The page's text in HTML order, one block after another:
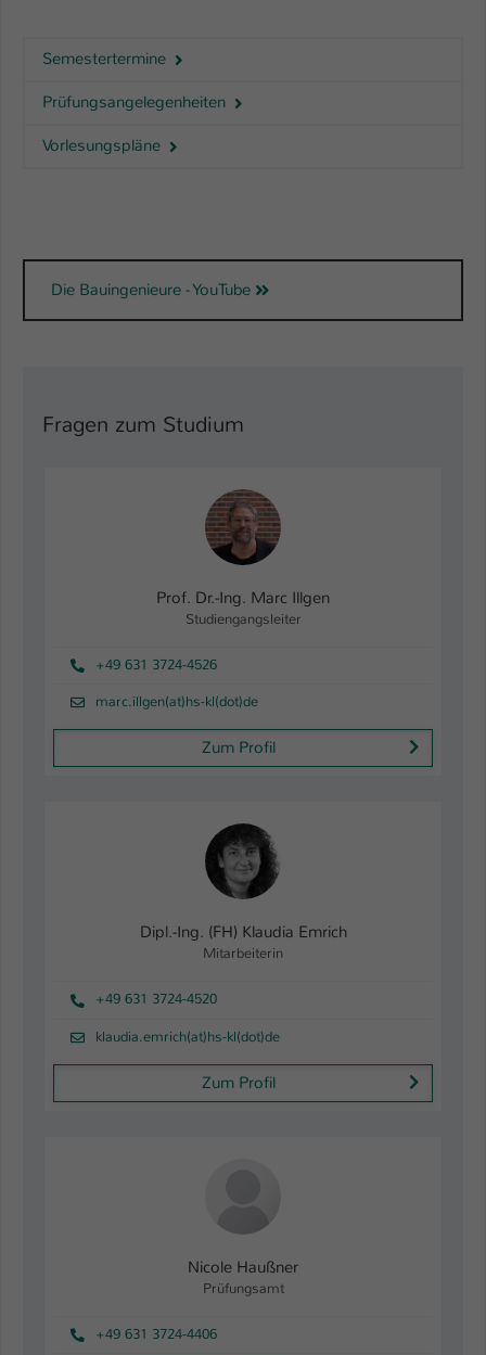
Semestertermine
Prüfungsangelegenheiten
Vorlesungspläne
Die Bauingenieure - YouTube
Fragen zum Studium
Prof. Dr.-Ing. Marc Illgen
Studiengangsleiter
+49 631 3724-4526
marc.illgen(at)hs-kl(dot)de
Zum Profil
Dipl.-Ing. (FH) Klaudia Emrich
Mitarbeiterin
+49 631 3724-4520
klaudia.emrich(at)hs-kl(dot)de
Zum Profil
Nicole Haußner
Prüfungsamt
+49 631 3724-4406